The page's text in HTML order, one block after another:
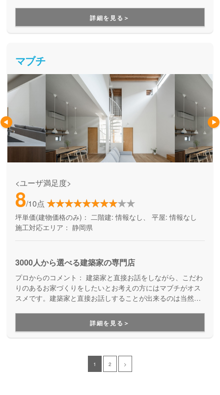
詳細を見る＞
マブチ
<ユーザ満足度>
8/10点
坪単価(建物価格のみ)： 二階建: 情報なし、 平屋: 情報なし
施工対応エリア： 静岡県
3000人から選べる建築家の専門店
プロからのコメント：
りのあるお家づくりをしたいとお考えの方にはマブチがオス
スメです。建築家と直接お話しすることが出来るのは当然の
るというコンセプトを持った会社ですので、よりご要望に合
ったご提案をして頂けます。こだわりに応じて、「デザイン×
性能」「デザイン×自由度」と２つの商品を展開しています。
詳細を見る＞
1 2 >